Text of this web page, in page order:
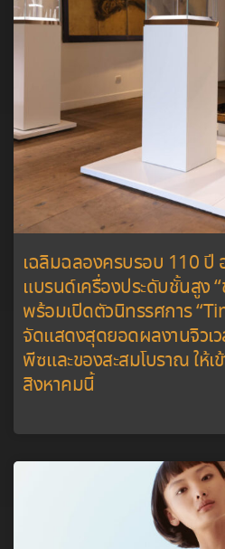
เฉลิมฉลองครบรอบ 110 ปี
แบรนด์เครื่องประดับชั้นสูง
พร้อมเปิดตัวนิทรรศการ
จัดแสดงสุดยอดผลงานจิวเว
พีซและของสะสมโบราณ ให้
สิงหาคมนี้